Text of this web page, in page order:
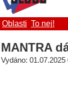
Oblasti To nej!
MANTRA
Vydáno: